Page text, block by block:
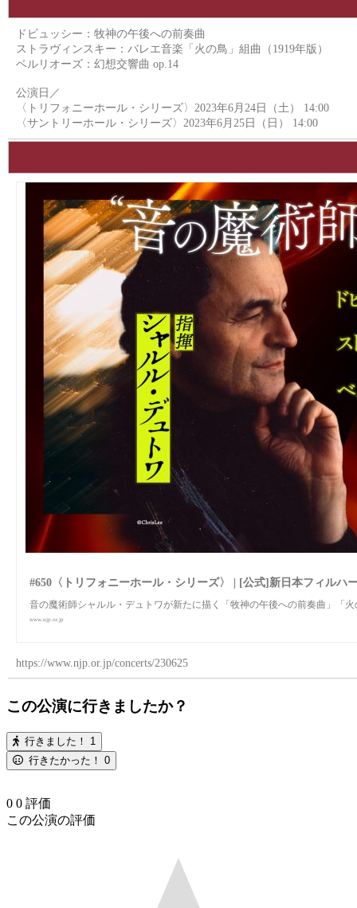
ドビュッシー：牧神の午後への前奏曲
ストラヴィンスキー：バレエ音楽「火の鳥」組曲（1919年版）
ベルリオーズ：幻想交響曲 op.14
公演日／
〈トリフォニーホール・シリーズ〉2023年6月24日（土） 14:00
〈サントリーホール・シリーズ〉2023年6月25日（日） 14:00
#650〈トリフォニーホール・シリーズ〉 | [公式]新日本フィル
音の魔術師シャルル・デュトワが新たに描く「牧神の午後への前奏曲」「
www.njp.or.jp
https://www.njp.or.jp/concerts/230625
この公演に行きましたか？
行きました！ 1
行きたかった！ 0
0 0 評価
この公演の評価